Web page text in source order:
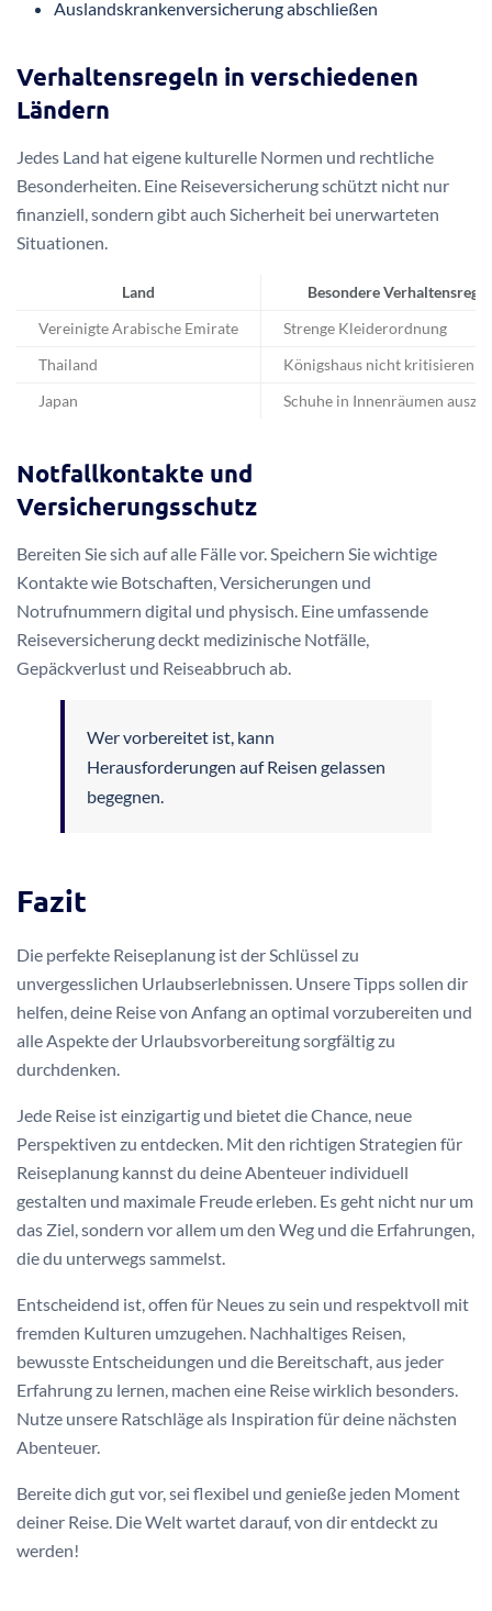
Auslandskrankenversicherung abschließen
Verhaltensregeln in verschiedenen
Ländern
Jedes Land hat eigene kulturelle Normen und rechtliche
Besonderheiten. Eine Reiseversicherung schützt nicht nur
finanziell, sondern gibt auch Sicherheit bei unerwarteten
Situationen.
Land Besondere Verhaltensregel
Vereinigte Arabische Emirate Strenge Kleiderordnung
Thailand Königshaus nicht kritisieren
Japan Schuhe in Innenräumen
Notfallkontakte und
Versicherungsschutz
Bereiten Sie sich auf alle Fälle vor. Speichern Sie wichtige
Kontakte wie Botschaften, Versicherungen und
Notrufnummern digital und physisch. Eine umfassende
Reiseversicherung deckt medizinische Notfälle,
Gepäckverlust und Reiseabbruch ab.
Wer vorbereitet ist, kann
Herausforderungen auf Reisen gelassen
begegnen.
Fazit
Die perfekte Reiseplanung ist der Schlüssel zu
unvergesslichen Urlaubserlebnissen. Unsere Tipps sollen dir
helfen, deine Reise von Anfang an optimal vorzubereiten und
alle Aspekte der Urlaubsvorbereitung sorgfältig zu
durchdenken.
Jede Reise ist einzigartig und bietet die Chance, neue
Perspektiven zu entdecken. Mit den richtigen Strategien für
Reiseplanung kannst du deine Abenteuer individuell
gestalten und maximale Freude erleben. Es geht nicht nur um
das Ziel, sondern vor allem um den Weg und die Erfahrungen,
die du unterwegs sammelst.
Entscheidend ist, offen für Neues zu sein und respektvoll mit
fremden Kulturen umzugehen. Nachhaltiges Reisen,
bewusste Entscheidungen und die Bereitschaft, aus jeder
Erfahrung zu lernen, machen eine Reise wirklich besonders.
Nutze unsere Ratschläge als Inspiration für deine nächsten
Abenteuer.
Bereite dich gut vor, sei flexibel und genieße jeden Moment
deiner Reise. Die Welt wartet darauf, von dir entdeckt zu
werden!